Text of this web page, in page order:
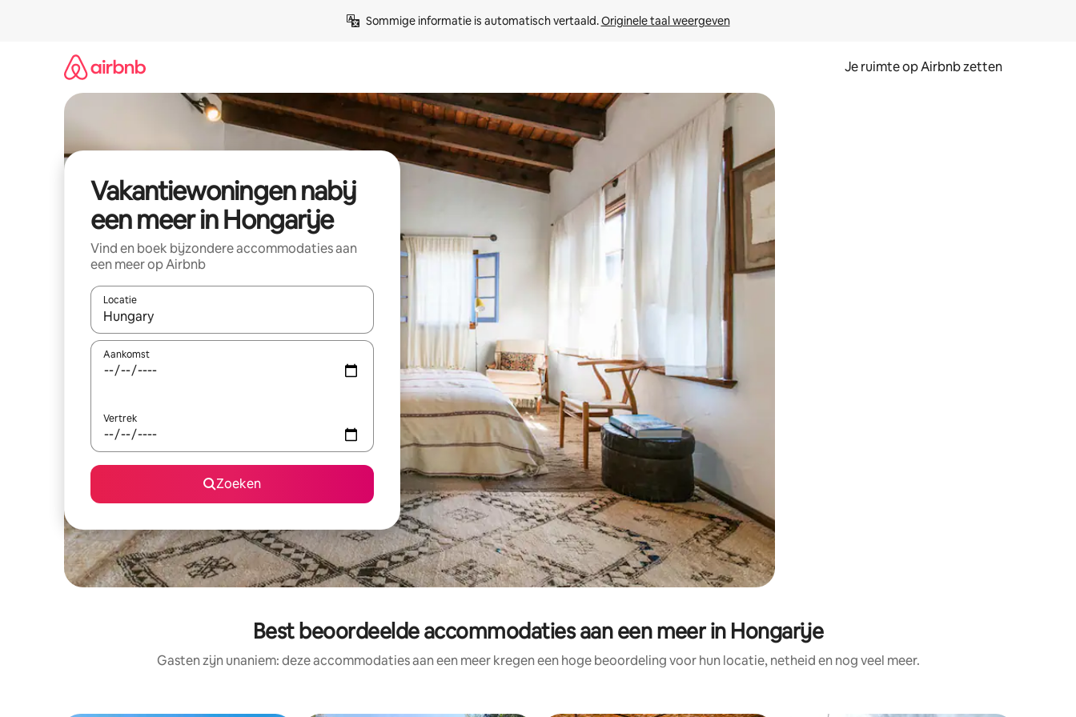
Sommige informatie is automatisch vertaald. Originele taal weergeven
Je ruimte op Airbnb zetten
Vakantiewoningen nabij
een meer in Hongarije
Vind en boek bijzondere accommodaties aan
een meer op Airbnb
Locatie
Wanneer er suggesties beschikbaar zijn, maak je een keuze met je de pijltjestoetsen omhoog en omlaag, óf door te tikken of swipen.
Aankomst
Vertrek
Zoeken
Best beoordeelde accommodaties aan een meer in Hongarije
Gasten zijn unaniem: deze accommodaties aan een meer kregen een hoge beoordeling voor hun locatie, netheid en nog veel meer.